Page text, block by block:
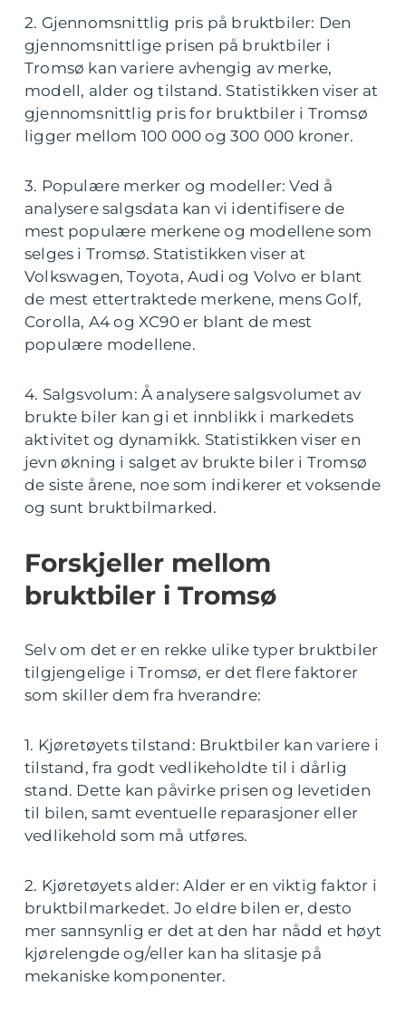
2. Gjennomsnittlig pris på bruktbiler: Den
gjennomsnittlige prisen på bruktbiler i
Tromsø kan variere avhengig av merke,
modell, alder og tilstand. Statistikken viser at
gjennomsnittlig pris for bruktbiler i Tromsø
ligger mellom 100 000 og 300 000 kroner.
3. Populære merker og modeller: Ved å
analysere salgsdata kan vi identifisere de
mest populære merkene og modellene som
selges i Tromsø. Statistikken viser at
Volkswagen, Toyota, Audi og Volvo er blant
de mest ettertraktede merkene, mens Golf,
Corolla, A4 og XC90 er blant de mest
populære modellene.
4. Salgsvolum: Å analysere salgsvolumet av
brukte biler kan gi et innblikk i markedets
aktivitet og dynamikk. Statistikken viser en
jevn økning i salget av brukte biler i Tromsø
de siste årene, noe som indikerer et voksende
og sunt bruktbilmarked.
Forskjeller mellom
bruktbiler i Tromsø
Selv om det er en rekke ulike typer bruktbiler
tilgjengelige i Tromsø, er det flere faktorer
som skiller dem fra hverandre:
1. Kjøretøyets tilstand: Bruktbiler kan variere i
tilstand, fra godt vedlikeholdte til i dårlig
stand. Dette kan påvirke prisen og levetiden
til bilen, samt eventuelle reparasjoner eller
vedlikehold som må utføres.
2. Kjøretøyets alder: Alder er en viktig faktor i
bruktbilmarkedet. Jo eldre bilen er, desto
mer sannsynlig er det at den har nådd et høyt
kjørelengde og/eller kan ha slitasje på
mekaniske komponenter.